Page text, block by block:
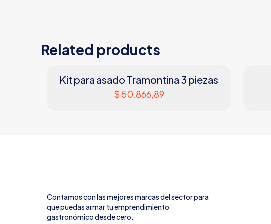
Related products
Kit para asado Tramontina 3 piezas
$ 50.866,89
Contamos con las mejores marcas del sector para
que puedas armar tu emprendimiento
gastronómico desde cero.